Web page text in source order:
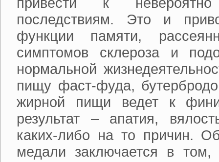
последствиям. Это и
функции памяти,
симптомов склероза и
нормальной
пищу фаст-фуда,
жирной пищи ведет к
результат – апатия,
каких-либо на то причин.
медали заключается в том,